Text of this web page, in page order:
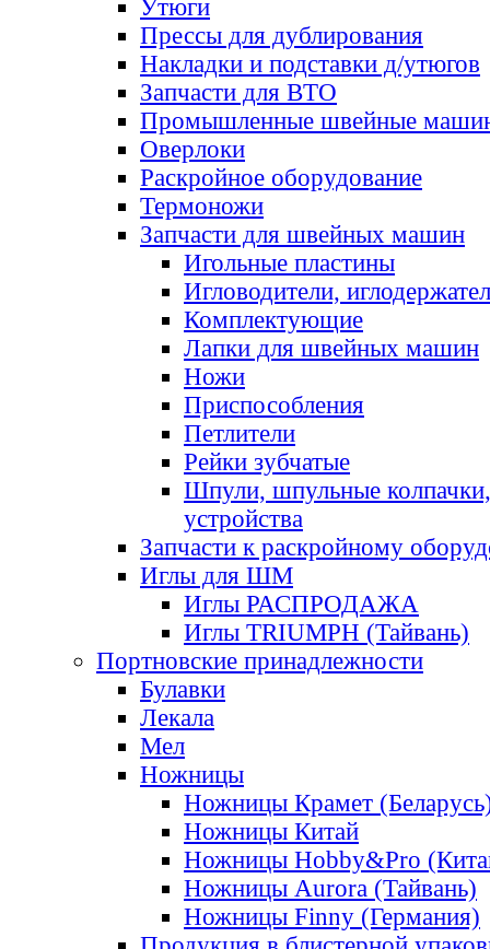
Утюги
Прессы для дублирования
Накладки и подставки д/утюгов
Запчасти для ВТО
Промышленные швейные
Оверлоки
Раскройное оборудование
Термоножи
Запчасти для швейных машин
Игольные пластины
Игловодители,
Комплектующие
Лапки для швейных машин
Ножи
Приспособления
Петлители
Рейки зубчатые
Шпули, шпульные
устройства
Запчасти к раскройному
Иглы для ШМ
Иглы РАСПРОДАЖА
Иглы TRIUMPH (Тайвань)
Портновские принадлежности
Булавки
Лекала
Мел
Ножницы
Ножницы Крамет
Ножницы Китай
Ножницы Hobby&Pro
Ножницы Aurora (Тайвань)
Ножницы Finny (Германия)